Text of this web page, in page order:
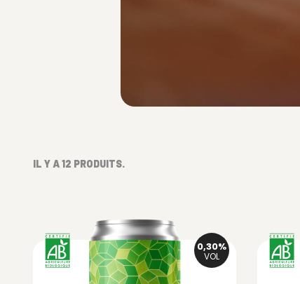
IL Y A 12 PRODUITS.
0,30%
VOL